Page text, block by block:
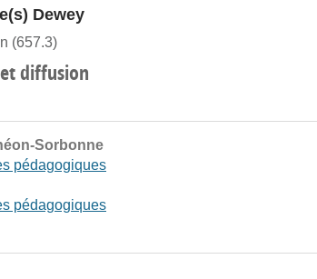
Dewey
(657.3)
diffusion
Sorbonne
pédagogiques
pédagogiques